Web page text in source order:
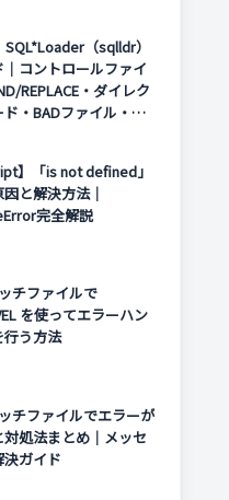
SQL*Loader（sqlldr）
コントロールファイ
REPLACE・ダイレク
ド・BADファイル・エ
】「is not defined」
と解決方法｜
完全解説
チファイルで
を使ってエラーハン
行う方法
チファイルでエラーが
処法まとめ｜メッセ
ガイド